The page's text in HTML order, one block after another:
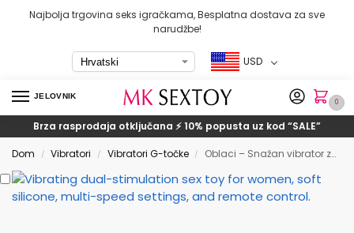
Najbolja trgovina seks igračkama, Besplatna dostava za sve
narudžbe!
USD
JELOVNIK
0
Brza rasprodaja otključana ⚡ 10% popusta uz kod “SALE”
Dom / Vibratori / Vibratori G-točke / Oblaci – Snažan vibrator za tapkanje G-točke sa klitorisom